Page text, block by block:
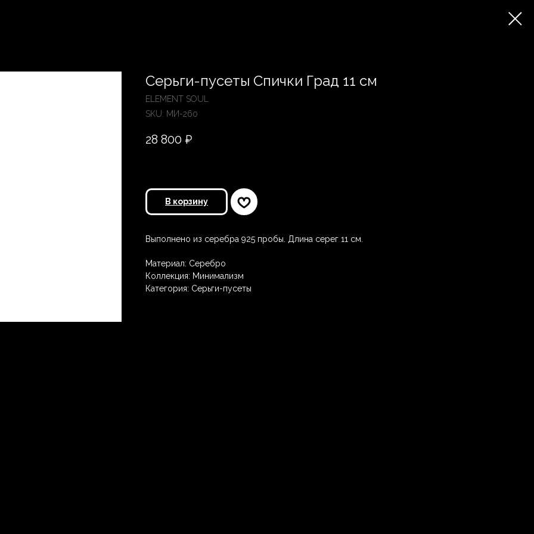
Серьги-пусеты Спички Град 11 см
ELEMENT SOUL
SKU: МИ-260
28 800 ₽
В корзину
Выполнено из серебра 925 пробы. Длина серег 11 см.
Материал: Серебро
Коллекция: Минимализм
Категория: Серьги-пусеты